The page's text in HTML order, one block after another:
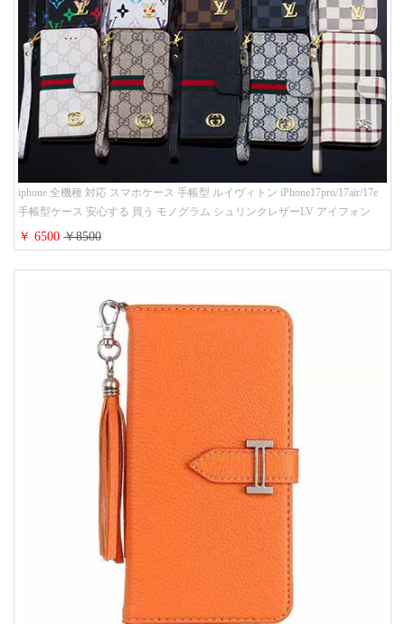
iphone 全機種 対応 スマホケース 手帳型 ルイヴィトン iPhone17pro/17air/17e
手帳型ケース 安心する 買う モノグラム シュリンクレザーLV アイフォン
16/16promaxスマホケース 手帳 多機能 グッチiphone15pro/14/13携帯ケース 大
人 レディース メンズ ストラップ付き
￥ 6500￥8500